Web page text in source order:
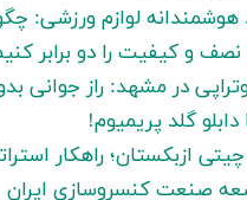
هوشمندانه لوازم ورزشی:
نصف و کیفیت را دو برابر
در مشهد: راز جوانی
دابلو گلد پریمیوم!
چیتی ازبکستان؛ راهکار
صنعت کنسروسازی ایران